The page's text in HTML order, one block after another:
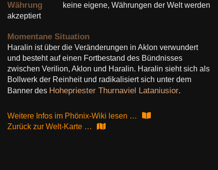
Rulos
Shai-Anarat
Sheldiria
Sythia
Urs Sanctum
Verilion
Währung
keine eigene, Währungen der Welt werden
akzeptiert
Momentane Situation
Haralin ist über die Veränderungen in Aklon verwundert
und besteht auf einen Fortbestand des Bündnisses
zwischen Verilion, Aklon und Haralin. Haralin sieht sich als
Bollwerk der Reinheit und radikalisiert sich unter dem
Banner des Hohepriester Thurnaviel Lataniusior.
Weitere Infos im Phönix-Wiki lesen …
Zurück zur Welt-Karte …